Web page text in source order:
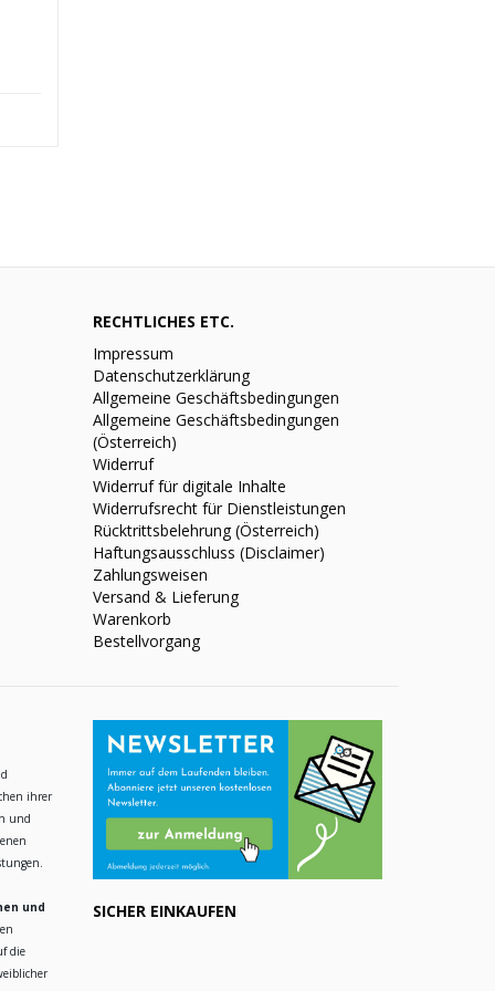
RECHTLICHES ETC.
Impressum
Datenschutzerklärung
Allgemeine Geschäftsbedingungen
Allgemeine Geschäftsbedingungen
(Österreich)
Widerruf
Widerruf für digitale Inhalte
Widerrufsrecht für Dienstleistungen
Rücktrittsbelehrung (Österreich)
Haftungsausschluss (Disclaimer)
Zahlungsweisen
Versand & Lieferung
Warenkorb
Bestellvorgang
ihrer
und
und
die
SICHER EINKAUFEN